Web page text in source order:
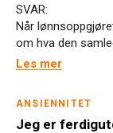
SVAR:
Når
om hva den
Les mer
ANSIENNITET
Jeg er